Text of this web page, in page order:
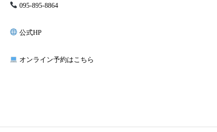
095-895-8864
公式HP
オンライン予約はこちら